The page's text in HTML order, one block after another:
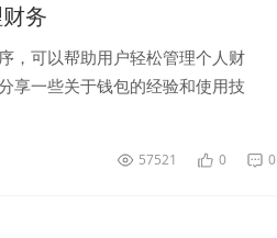
务
，可以帮助用户轻松管理个人财
享一些关于钱包的经验和使用技
57521 0 0